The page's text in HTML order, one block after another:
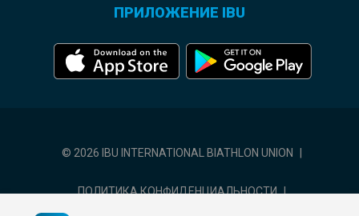
ПРИЛОЖЕНИЕ IBU
© 2026 IBU INTERNATIONAL BIATHLON UNION
ПОЛИТИКА КОНФИДЕНЦИАЛЬНОСТИ |